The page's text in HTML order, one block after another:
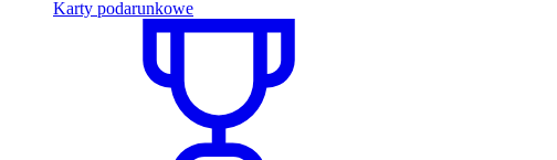
Karty podarunkowe